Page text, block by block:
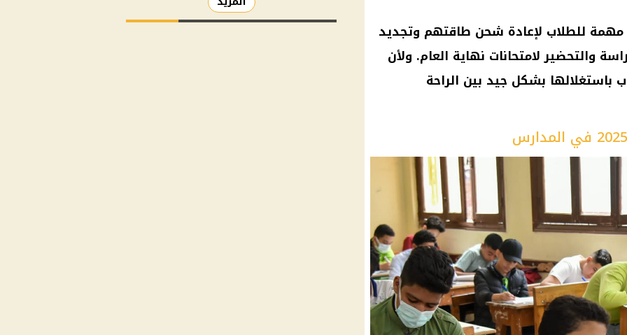
2025 تُعد فترة مهمة للطلاب لإعادة شحن طاقتهم وتجديد
والتحضير لامتحانات نهاية العام. ولأن
باستغلالها بشكل جيد بين الراحة